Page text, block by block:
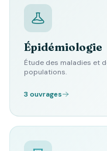
Épidémiologie
Étude des maladies et
populations.
3 ouvrages